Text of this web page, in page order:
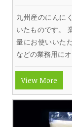
九州産のにんに
いたものです。
量にお使いいた
などの業務用にオ
View More